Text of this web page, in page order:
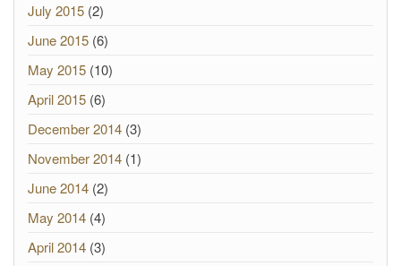
July 2015 (2)
June 2015 (6)
May 2015 (10)
April 2015 (6)
December 2014 (3)
November 2014 (1)
June 2014 (2)
May 2014 (4)
April 2014 (3)